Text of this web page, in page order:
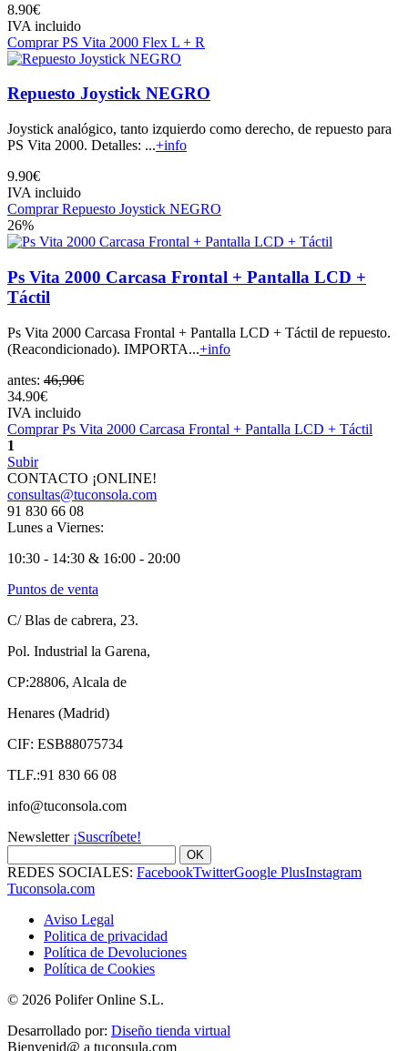
8.90€
IVA incluido
Comprar PS Vita 2000 Flex L + R
Repuesto Joystick NEGRO
Joystick analógico, tanto izquierdo como derecho, de repuesto para
PS Vita 2000. Detalles: ...+info
9.90€
IVA incluido
Comprar Repuesto Joystick NEGRO
26%
Ps Vita 2000 Carcasa Frontal + Pantalla LCD +
Táctil
Ps Vita 2000 Carcasa Frontal + Pantalla LCD + Táctil de repuesto.
(Reacondicionado). IMPORTA...+info
antes: 46,90€
34.90€
IVA incluido
Comprar Ps Vita 2000 Carcasa Frontal + Pantalla LCD + Táctil
1
Subir
CONTACTO ¡ONLINE!
consultas@tuconsola.com
91 830 66 08
Lunes a Viernes:
10:30 - 14:30 & 16:00 - 20:00
Puntos de venta
C/ Blas de cabrera, 23.
Pol. Industrial la Garena,
CP:28806, Alcala de
Henares (Madrid)
CIF: ESB88075734
TLF.:91 830 66 08
info@tuconsola.com
Newsletter ¡Suscríbete!
OK
REDES SOCIALES: FacebookTwitterGoogle PlusInstagram
Tuconsola.com
Aviso Legal
Politica de privacidad
Política de Devoluciones
Política de Cookies
© 2026 Polifer Online S.L.
Desarrollado por: Diseño tienda virtual
Bienvenid@ a tuconsula.com